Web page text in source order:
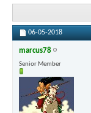
06-05-2018
marcus78
Senior Member